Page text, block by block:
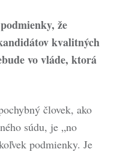
že
kvalitných
vo vláde, ktorá
človek, ako
súdu, je „no
podmienky. Je